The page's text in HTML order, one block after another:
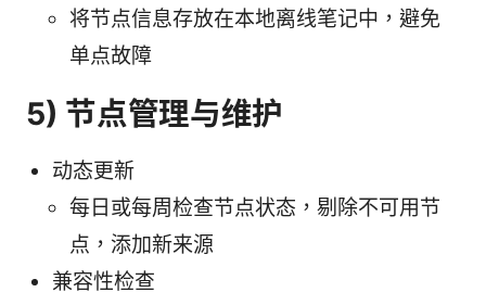
将节点信息存放在本地离线笔记中，避免
单点故障
5) 节点管理与维护
动态更新
每日或每周检查节点状态，剔除不可用节
点，添加新来源
兼容性检查